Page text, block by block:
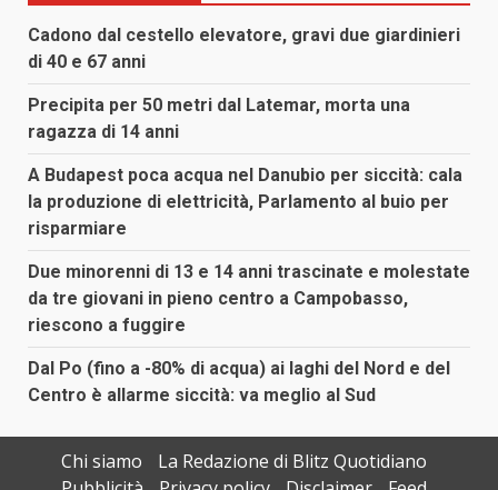
Cadono dal cestello elevatore, gravi due giardinieri
di 40 e 67 anni
Precipita per 50 metri dal Latemar, morta una
ragazza di 14 anni
A Budapest poca acqua nel Danubio per siccità: cala
la produzione di elettricità, Parlamento al buio per
risparmiare
Due minorenni di 13 e 14 anni trascinate e molestate
da tre giovani in pieno centro a Campobasso,
riescono a fuggire
Dal Po (fino a -80% di acqua) ai laghi del Nord e del
Centro è allarme siccità: va meglio al Sud
Chi siamo
La Redazione di Blitz Quotidiano